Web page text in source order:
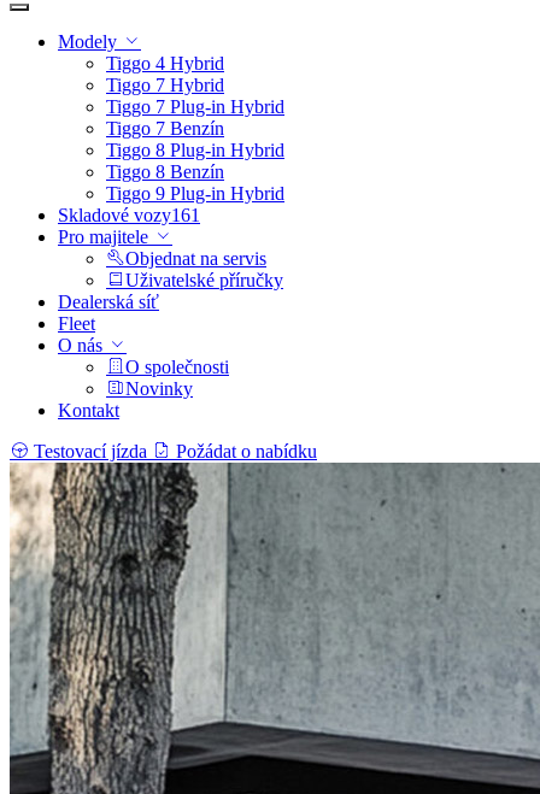
Modely
Tiggo 4 Hybrid
Tiggo 7 Hybrid
Tiggo 7 Plug-in Hybrid
Tiggo 7 Benzín
Tiggo 8 Plug-in Hybrid
Tiggo 8 Benzín
Tiggo 9 Plug-in Hybrid
Skladové vozy161
Pro majitele
Objednat na servis
Uživatelské příručky
Dealerská síť
Fleet
O nás
O společnosti
Novinky
Kontakt
Testovací jízda
Požádat o nabídku